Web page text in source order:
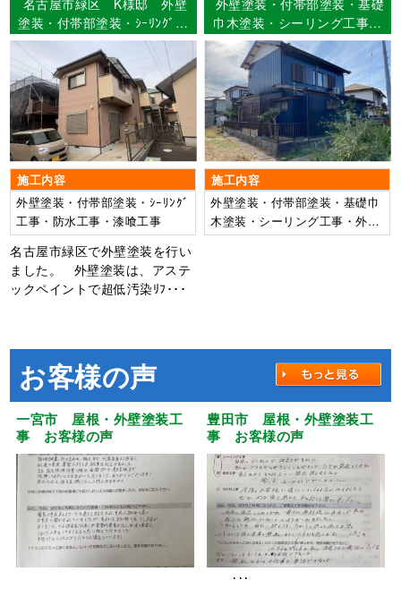
塗装・付帯部塗装・ｼｰﾘﾝｸﾞ工
事・防水工事・漆喰工事
【使用塗料】外壁：超低汚染
ﾘﾌｧｲﾝ弾性1000MS-IR
施工内容
外壁塗装・付帯部塗装・ｼｰﾘﾝｸﾞ
工事・防水工事・漆喰工事
名古屋市緑区で外壁塗装を行い
ました。 外壁塗装は、アステ
ックペイントで超低汚染ﾘﾌ･･･
巾木塗装・シーリング工事・
外構塗装工事 津島市 Ｙ様
邸
施工内容
外壁塗装・付帯部塗装・基礎巾
木塗装・シーリング工事・外構
塗装工事
お客様の声
一宮市 屋根・外壁塗装工
事 お客様の声
豊田市 屋根・外壁塗装工
事 お客様の声
･･･